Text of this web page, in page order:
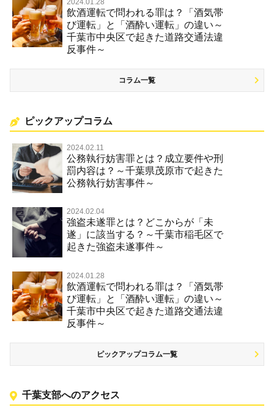
2024.01.28
飲酒運転で問われる罪は？「酒気帯
び運転」と「酒酔い運転」の違い～
千葉市中央区で起きた道路交通法違
反事件～
コラム一覧
ピックアップコラム
2024.02.11
公務執行妨害罪とは？成立要件や刑
罰内容は？～千葉県茂原市で起きた
公務執行妨害事件～
2024.02.04
強盗未遂罪とは？どこからが「未
遂」に該当する？～千葉市稲毛区で
起きた強盗未遂事件～
2024.01.28
飲酒運転で問われる罪は？「酒気帯
び運転」と「酒酔い運転」の違い～
千葉市中央区で起きた道路交通法違
反事件～
ピックアップコラム一覧
千葉支部へのアクセス